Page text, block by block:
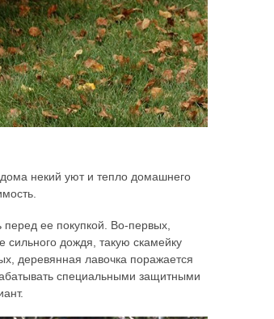
некий уют и тепло домашнего
ее покупкой. Во-первых,
сильного дождя, такую скамейку
деревянная лавочка поражается
специальными защитными